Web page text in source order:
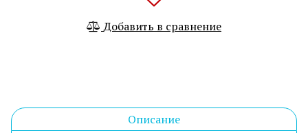
Добавить в сравнение
Описание